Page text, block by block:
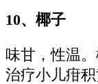
10、椰子
味甘，性温
治疗小儿疳